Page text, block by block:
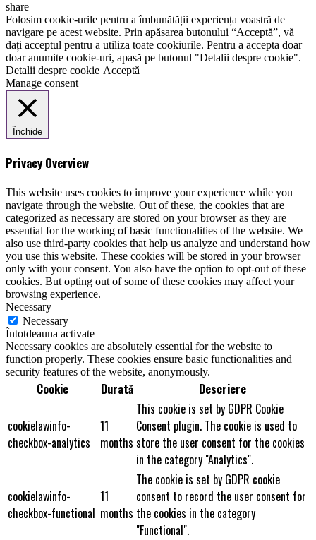
share
Folosim cookie-urile pentru a îmbunătății experiența voastră de
navigare pe acest website. Prin apăsarea butonului “Acceptă”, vă
dați acceptul pentru a utiliza toate cookiurile. Pentru a accepta doar
doar anumite cookie-uri, apasă pe butonul "Detalii despre cookie".
Detalii despre cookie Acceptă
Manage consent
Închide
Privacy Overview
This website uses cookies to improve your experience while you
navigate through the website. Out of these, the cookies that are
categorized as necessary are stored on your browser as they are
essential for the working of basic functionalities of the website. We
also use third-party cookies that help us analyze and understand how
you use this website. These cookies will be stored in your browser
only with your consent. You also have the option to opt-out of these
cookies. But opting out of some of these cookies may affect your
browsing experience.
Necessary
Necessary
Întotdeauna activate
Necessary cookies are absolutely essential for the website to
function properly. These cookies ensure basic functionalities and
security features of the website, anonymously.
Cookie Durată Descriere
cookielawinfo-
checkbox-analytics
11
months
This cookie is set by GDPR Cookie
Consent plugin. The cookie is used to
store the user consent for the cookies
in the category "Analytics".
cookielawinfo-
checkbox-functional
11
months
The cookie is set by GDPR cookie
consent to record the user consent for
the cookies in the category
"Functional".